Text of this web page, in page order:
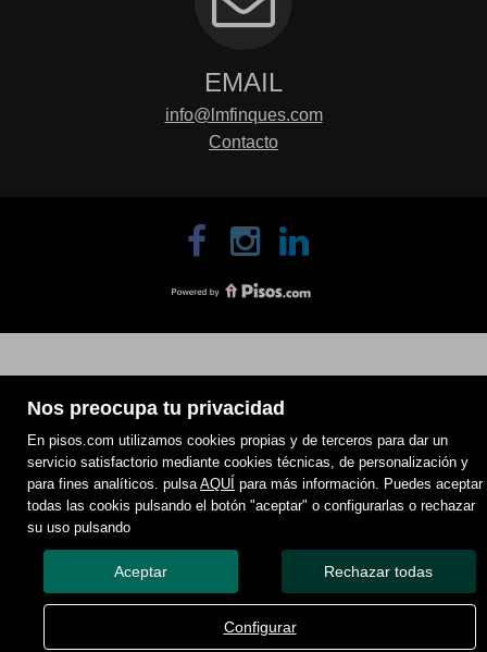
Nos preocupa tu privacidad
En pisos.com utilizamos cookies propias y de terceros para dar un
servicio satisfactorio mediante cookies técnicas, de personalización y
para fines analíticos. pulsaAQUÍ para más información. Puedes aceptar
todas las cookis pulsando el botón "aceptar" o configurarlas o rechazar
su uso pulsando
Aceptar Rechazar todas
Configurar
EMAIL
info@lmfinques.com
Contacto